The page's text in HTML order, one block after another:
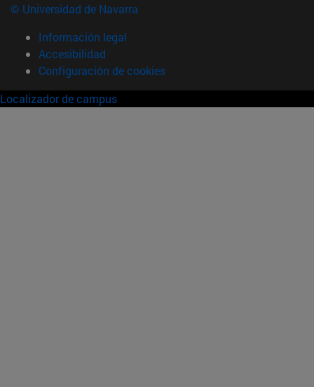
© Universidad de Navarra
Información legal
Accesibilidad
Configuración de cookies
Localizador de campus